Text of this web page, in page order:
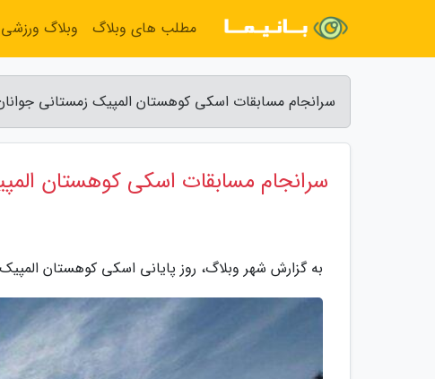
سرانجام مسابقات اسکی کوهستان المپیک زمستانی
سرانجام مسابقات اسکی کوهستان
به گزارش شهر وبلاگ، روز پایانی اسکی کوهستان
مطلب های وبلاگ وبلاگ ورزشی